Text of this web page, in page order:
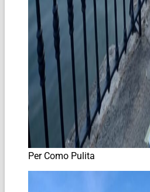
Per Como Pulita